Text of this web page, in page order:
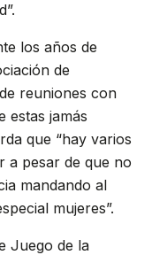
los años de
de
reuniones con
estas jamás
que “hay varios
a pesar de que no
mandando al
mujeres”.
Juego de la